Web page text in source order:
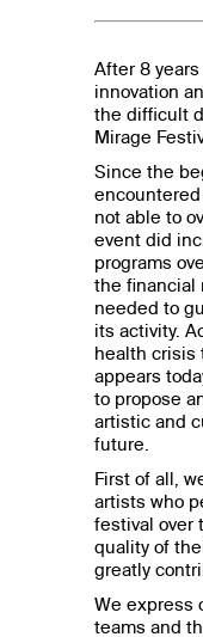
After 8
innovation
the difficult
Mirage
Since the
not able to
event did
programs
the financial
needed to
its activity.
health crisis
appears
to propose
artistic and
future.
First of all,
artists who
festival over
quality of
greatly
We express
teams and